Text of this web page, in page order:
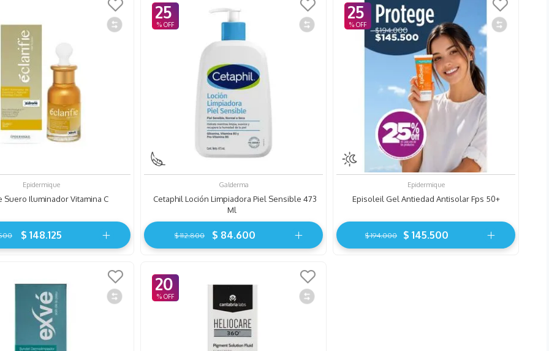
Epidermique
Suero Iluminador Vitamina C
$ 148.125
25
Galderma
Cetaphil Loción Limpiadora Piel Sensible 473
Ml
$ 112.800 $ 84.600
25
Epidermique
Episoleil Gel Antiedad Antisolar Fps 50+
$ 194.000 $ 145.500
20